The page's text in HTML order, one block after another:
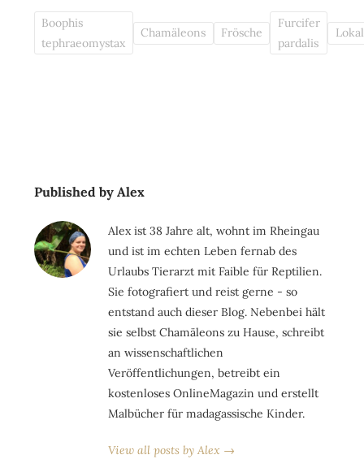
Boophis
tephraeomystax
Chamäleons Frösche
Furcifer
pardalis
Published by Alex
Alex ist 38 Jahre alt, wohnt im Rheingau
und ist im echten Leben fernab des
Urlaubs Tierarzt mit Faible für Reptilien.
Sie fotografiert und reist gerne - so
entstand auch dieser Blog. Nebenbei hält
sie selbst Chamäleons zu Hause, schreibt
an wissenschaftlichen
Veröffentlichungen, betreibt ein
kostenloses OnlineMagazin und erstellt
Malbücher für madagassische Kinder.
View all posts by Alex →